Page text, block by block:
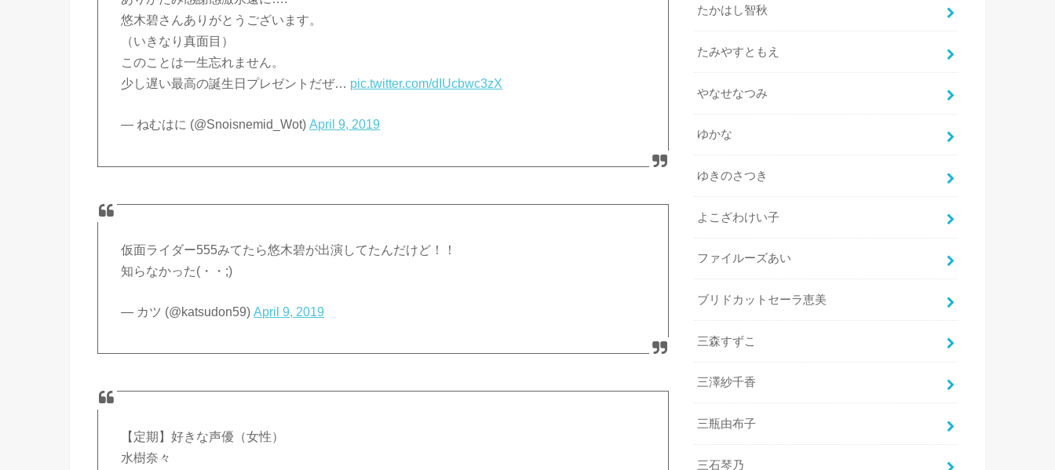
悠木碧さんありがとうございます。
（いきなり真面目）
このことは一生忘れません。
少し遅い最高の誕生日プレゼントだぜ… pic.twitter.com/dIUcbwc3zX
— ねむはに (@Snoisnemid_Wot)April 9, 2019
仮面ライダー555みてたら悠木碧が出演してたんだけど！！
知らなかった(・・;)
— カツ (@katsudon59)April 9, 2019
【定期】好きな声優（女性）
水樹奈々
たかはし智秋
たみやすともえ
やなせなつみ
ゆかな
ゆきのさつき
よこざわけい子
ファイルーズあい
ブリドカットセーラ恵美
三森すずこ
三澤紗千香
三瓶由布子
三石琴乃